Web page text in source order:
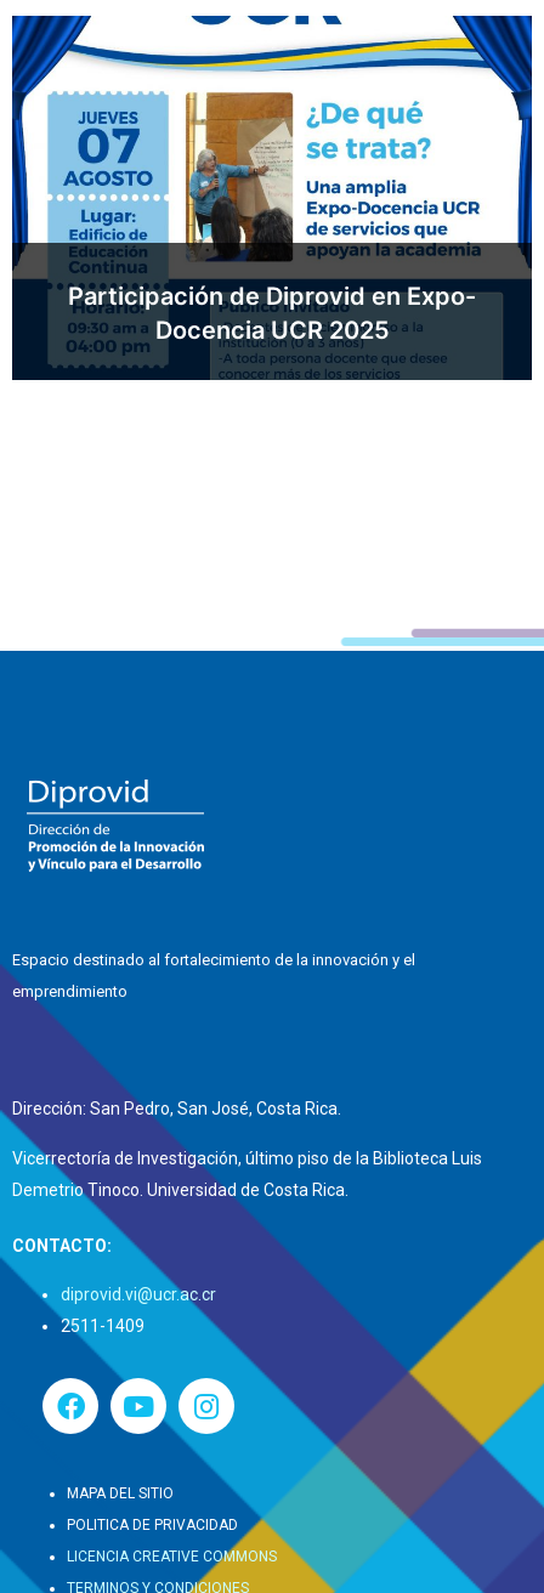
Participación de Diprovid en Expo-
Docencia UCR 2025
Espacio destinado al fortalecimiento de la innovación y el
emprendimiento
Dirección: San Pedro, San José, Costa Rica.
Vicerrectoría de Investigación, último piso de la Biblioteca Luis
Demetrio Tinoco. Universidad de Costa Rica.
CONTACTO:
diprovid.vi@ucr.ac.cr
2511-1409
MAPA DEL SITIO
POLITICA DE PRIVACIDAD
LICENCIA CREATIVE COMMONS
TERMINOS Y CONDICIONES